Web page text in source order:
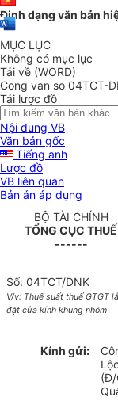
Định dạng văn bản
MỤC LỤC
Không có mục lục
Tải về (WORD)
Cong van so 04TCT-
Tải lược đồ
Nội dung VB
Văn bản gốc
Tiếng anh
Lược đồ
VB liên quan
Bản án áp dụng
BỘ TÀI CHÍNH
TỔNG CỤC THUẾ
------
Số: 04TCT/DNK
V/v: Thuế suất thuế GTGT
đặt cửa kính khung nhôm
Kính gửi:
Lộc
(Đ/